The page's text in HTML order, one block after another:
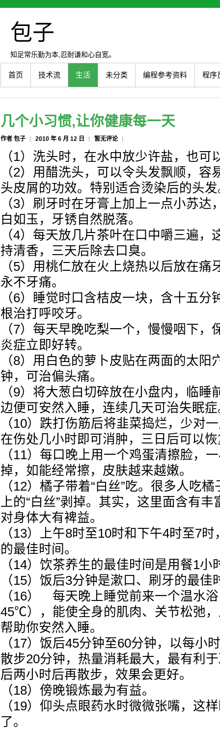
包子
知足常乐勤为本,忍耐谦和心自宽。
首页 技术流 生活 未分类 编程参考资料 程序
几个小习惯,让你健康每一天
作者 包子 2010 年 6 月 12 日 暂无评论
（1）洗头时，在水中放少许盐，也可
（2）用醋洗头，可以令头发飘顺，容
头皮屑的功效。特别适合烫染后的头
（3）刷牙时在牙膏上加上一点小苏达
白如玉，牙锈自然脱落。
（4）每天放几片茶叶在口中嚼三遍，
持清香，三天后除去口臭。
（5）用桃仁放在火上烧热以后放在痛
永不牙痛。
（6）睡觉时口含桔皮一块，含十五分
根治打呼咬牙。
（7）每天早晚吃梨一个，慢慢咽下，
炎症立即好转。
（8）用白色的萝卜皮贴在两面的太阳
钟，可治偏头痛。
（9）将大葱白切碎放在小盘内，临睡
边便可安然入睡，连续几天可治失眠
（10）跌打伤筋后将韭菜捣烂，少对
在伤处几小时即可消肿，三日后可以
（11）每口晚上用一个鸡蛋清擦脸，
掉，如能经常擦，皮肤越来越嫩。
（12）橘子带着“白丝”吃。很多人吃
上的“白丝”剥掉。其实，这里面含有
对身体大有裨益。
（13）上午8时至10时和下午4时至7
的最佳时间。
（14）饮茶养生的最佳时间是用餐1小
（15）饭后3分钟是漱口、刷牙的最佳
（16） 每天晚上睡觉前来一个温水
45℃），能使全身的肌肉、关节松弛
帮助你安然入睡。
（17）饭后45分钟至60分钟，以每小
散步20分钟，热量消耗最大，最有利
后两小时后再散步，效果会更好。
（18）傍晚锻炼最为有益。
（19）仰头点眼药水时微微张嘴，这
了。